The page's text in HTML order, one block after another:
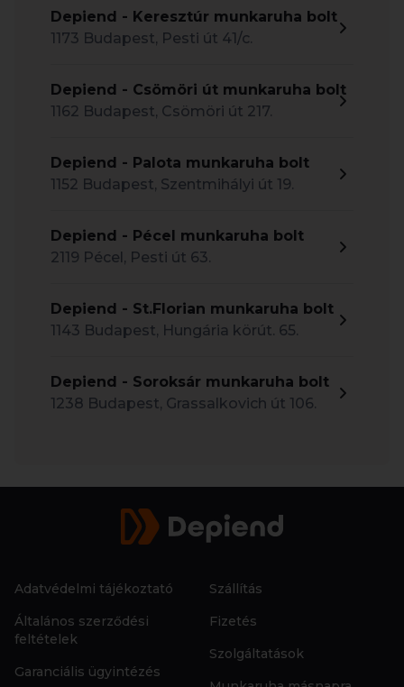
Depiend - Keresztúr munkaruha bolt
1173 Budapest, Pesti út 41/c.
Depiend - Csömöri út munkaruha bolt
1162 Budapest, Csömöri út 217.
Depiend - Palota munkaruha bolt
1152 Budapest, Szentmihályi út 19.
Depiend - Pécel munkaruha bolt
2119 Pécel, Pesti út 63.
Depiend - St.Florian munkaruha bolt
1143 Budapest, Hungária körút. 65.
Depiend - Soroksár munkaruha bolt
1238 Budapest, Grassalkovich út 106.
Adatvédelmi tájékoztató
Általános szerződési
feltételek
Garanciális ügyintézés
Szállítás
Fizetés
Szolgáltatások